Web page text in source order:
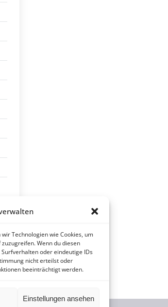
Technologien wie Cookies, um
Wenn du diesen
oder eindeutige IDs
nicht erteilst oder
beeinträchtigt werden.
Einstellungen ansehen